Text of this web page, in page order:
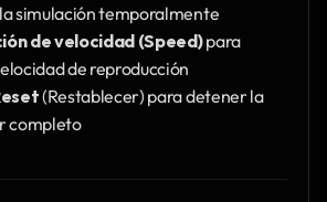
simulación temporalmente
de velocidad (Speed) para
de reproducción
(Restablecer) para detener la
completo